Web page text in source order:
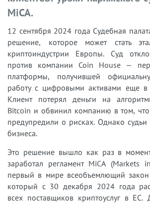
MiCA.
12 сентября 2024 года Судебная
решение, которое может стать
криптоиндустрии Европы. Суд
против компании Coin House —
платформы, получившей
работу с цифровыми активами еще в
Клиент потерял деньги на
Bitcoin и обвинил компанию в том, что
предупредили о рисках. Однако судьи
бизнеса.
Это решение вышло как раз в
заработал регламент MiCA (Markets
первый в мире всеобъемлющий закон
который с 30 декабря 2024 года
всех поставщиков криптоуслуг в ЕС.